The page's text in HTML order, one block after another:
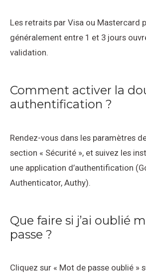
Les retraits par Visa ou Mastercard
généralement entre 1 et 3 jours
validation.
Comment activer la
authentification ?
Rendez-vous dans les paramètres
section « Sécurité », et suivez les
une application d’authentification
Authenticator, Authy).
Que faire si j’ai oublié
passe ?
Cliquez sur « Mot de passe oublié »